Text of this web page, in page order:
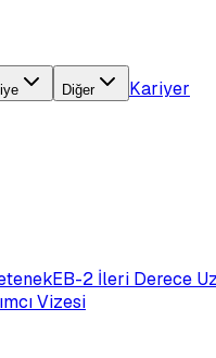
Diğer
Kariyer
EB-2 İleri Derece
Vizesi